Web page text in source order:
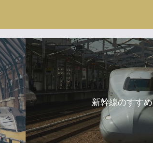
新幹線のすすめ